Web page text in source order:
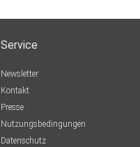
Service
Newsletter
Kontakt
Presse
Nutzungsbedingungen
Datenschutz